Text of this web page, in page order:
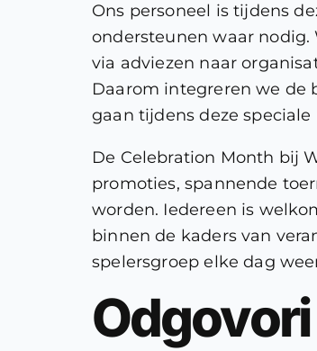
Ons personeel is tijdens
ondersteunen waar nodig.
via adviezen naar
Daarom integreren we de
gaan tijdens deze
De Celebration Month bij
promoties, spannende
worden. Iedereen is
binnen de kaders van
spelersgroep elke dag
Odgovori